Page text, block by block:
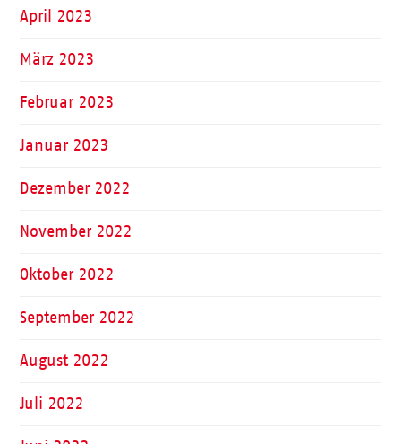
April 2023
März 2023
Februar 2023
Januar 2023
Dezember 2022
November 2022
Oktober 2022
September 2022
August 2022
Juli 2022